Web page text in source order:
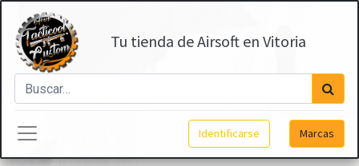
Tu tienda de Airsoft en Vitoria
Identificarse Marcas